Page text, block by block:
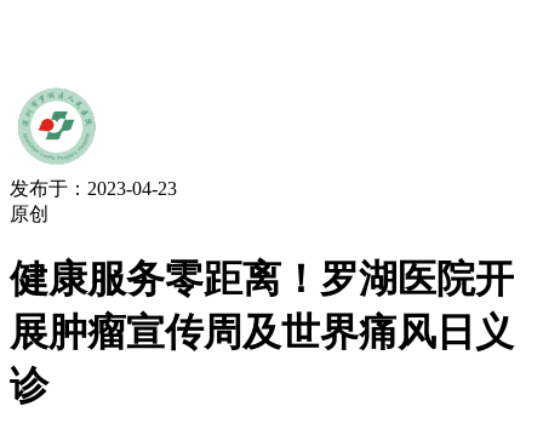
发布于：2023-04-23
原创
健康服务零距离！罗湖医院开
展肿瘤宣传周及世界痛风日义
诊